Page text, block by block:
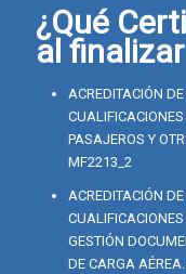
¿Qué
al
ACREDITACIÓN
PASAJEROS Y
MF2213_2
ACREDITACIÓN
GESTIÓN
DE CARGA